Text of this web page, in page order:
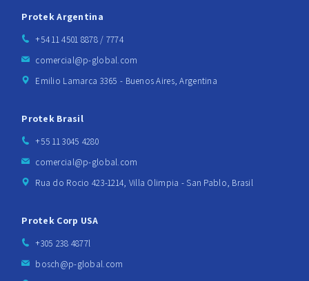
Protek Argentina
+54 11 4501 8878 / 7774
comercial@p-global.com
Emilio Lamarca 3365 - Buenos Aires, Argentina
Protek Brasil
+55 11 3045 4280
comercial@p-global.com
Rua do Rocio 423-1214, Villa Olimpia - San Pablo, Brasil
Protek Corp USA
+305 238 4877l
bosch@p-global.com